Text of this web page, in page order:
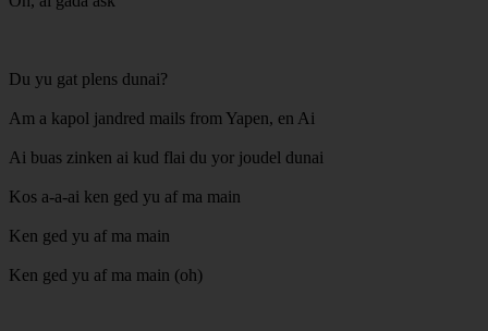
Du yu gat plens dunai?
Am a kapol jandred mails from Yapen, en Ai
Ai buas zinken ai kud flai du yor joudel dunai
Kos a-a-ai ken ged yu af ma main
Ken ged yu af ma main
Ken ged yu af ma main (oh)